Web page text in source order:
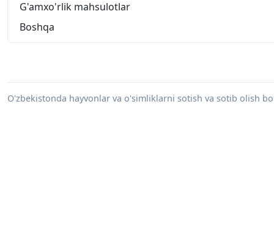
G'amxo'rlik mahsulotlar
Boshqa
O'zbekistonda hayvonlar va o'simliklarni sotish va sotib olish